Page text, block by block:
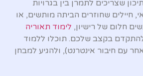
שצריכים לתמרן בין בגרויות
חיילים שחוזרים הביתה מותשים, או
חלום של רישיון, לימוד תאוריה
בקצב שלכם. תוכלו ללמוד
עם חיבור אינטרנט), ולהגיע למבחן